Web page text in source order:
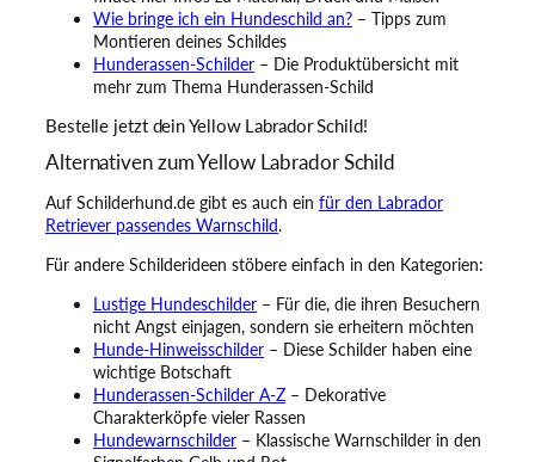
Wie bringe ich ein Hundeschild an? – Tipps zum
Montieren deines Schildes
Hunderassen-Schilder – Die Produktübersicht mit
mehr zum Thema Hunderassen-Schild
Bestelle jetzt dein Yellow Labrador Schild!
Alternativen zum Yellow Labrador Schild
Auf Schilderhund.de gibt es auch ein für den Labrador
Retriever passendes Warnschild.
Für andere Schilderideen stöbere einfach in den Kategorien:
Lustige Hundeschilder – Für die, die ihren Besuchern
nicht Angst einjagen, sondern sie erheitern möchten
Hunde-Hinweisschilder – Diese Schilder haben eine
wichtige Botschaft
Hunderassen-Schilder A-Z – Dekorative
Charakterköpfe vieler Rassen
Hundewarnschilder – Klassische Warnschilder in den